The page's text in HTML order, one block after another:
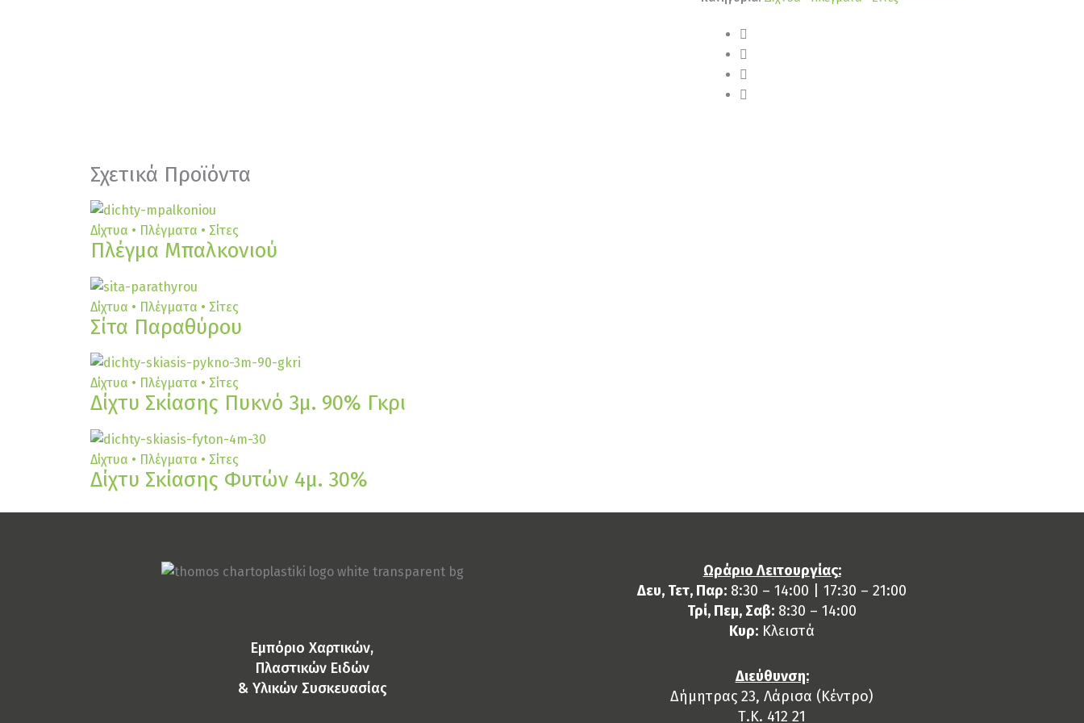
Σχετικά Προϊόντα
Δίχτυα • Πλέγματα • Σίτες
Πλέγμα Μπαλκονιού
Δίχτυα • Πλέγματα • Σίτες
Σίτα Παραθύρου
Δίχτυα • Πλέγματα • Σίτες
Δίχτυ Σκίασης Πυκνό 3μ. 90% Γκρι
Δίχτυα • Πλέγματα • Σίτες
Δίχτυ Σκίασης Φυτών 4μ. 30%
Eμπόριο Χαρτικών,
Πλαστικών Ειδών
& Yλικών Συσκευασίας
Ωράριο Λειτουργίας:
Δευ, Τετ, Παρ: 8:30 – 14:00 | 17:30 – 21:00
Τρί, Πεμ, Σαβ: 8:30 – 14:00
Κυρ: Κλειστά
Διεύθυνση:
Δήμητρας 23, Λάρισα (Κέντρο)
Τ.Κ. 412 21